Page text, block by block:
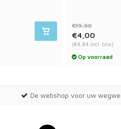
€19,90
€4,00
(€4,84 Incl. btw)
Op voorraad
De webshop voor uw